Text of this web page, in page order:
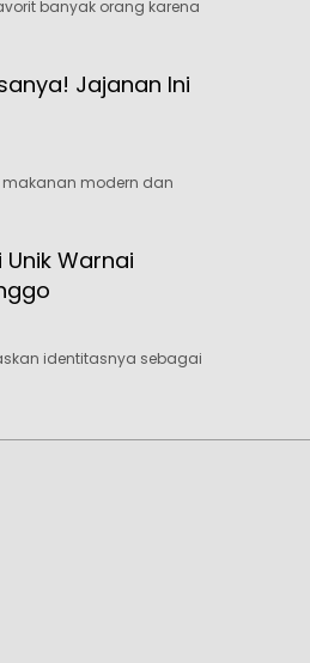
banyak orang karena
Jajanan Ini
makanan modern dan
Warnai
identitasnya sebagai